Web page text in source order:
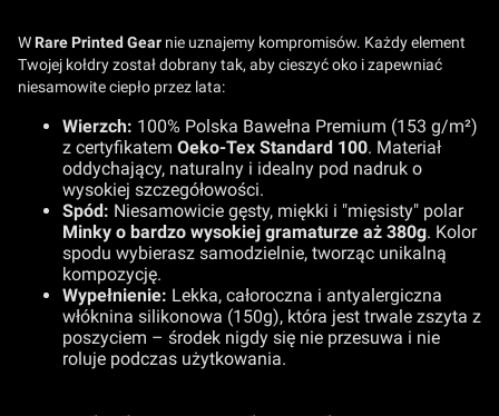
WRare Printed Gear nie uznajemy kompromisów. Każdy element
Twojej kołdry został dobrany tak, aby cieszyć oko i zapewniać
niesamowite ciepło przez lata:
Wierzch: 100% Polska Bawełna Premium (153 g/m²)
z certyfikatem Oeko-Tex Standard 100. Materiał
oddychający, naturalny i idealny pod nadruk o
wysokiej szczegółowości.
Spód: Niesamowicie gęsty, miękki i "mięsisty" polar
Minky o bardzo wysokiej gramaturze aż 380g. Kolor
spodu wybierasz samodzielnie, tworząc unikalną
kompozycję.
Wypełnienie: Lekka, całoroczna i antyalergiczna
włóknina silikonowa (150g), która jest trwale zszyta z
poszyciem – środek nigdy się nie przesuwa i nie
roluje podczas użytkowania.